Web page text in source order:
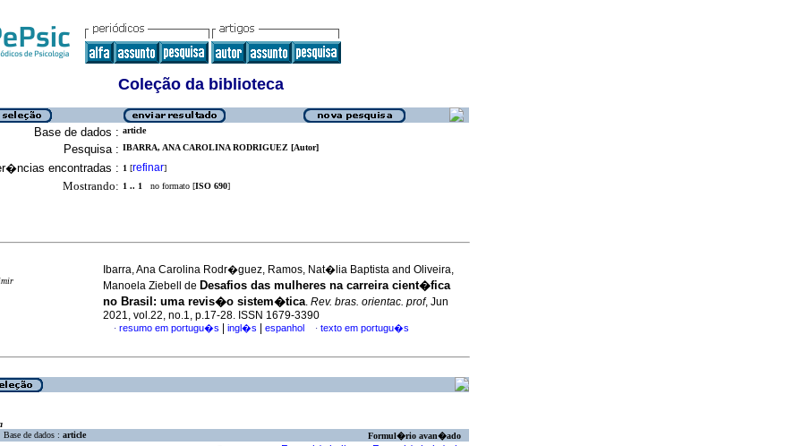
Coleção da biblioteca
Base de dados : article
Pesquisa : IBARRA, ANA CAROLINA RODRIGUEZ [Autor]
encontradas : 1 [refinar]
Mostrando: 1 .. 1 no formato [ISO 690]
Ibarra, Ana Carolina Rodr�guez, Ramos, Nat�lia Baptista and Oliveira,
Manoela Ziebell de Desafios das mulheres na carreira cient�fica
no Brasil: uma revis�o sistem�tica. Rev. bras. orientac. prof, Jun
2021, vol.22, no.1, p.17-28. ISSN 1679-3390
· resumo em portugu�s ingl�s espanhol · texto em portugu�s
Base de dados : article Formul�rio avan�ado